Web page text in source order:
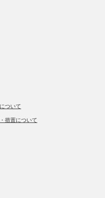
ついて
措置について